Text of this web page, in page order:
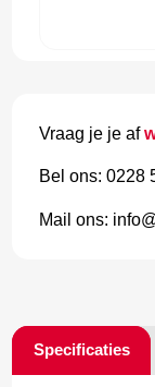
Vraag je je af
Bel ons: 0228
Mail ons:
Specificaties